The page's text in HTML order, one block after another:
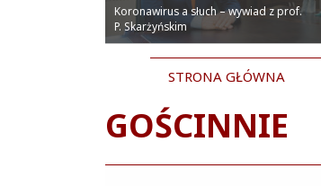
Koronawirus a słuch – wywiad z prof.
P. Skarżyńskim
STRONA GŁÓWNA
GOŚCINNIE